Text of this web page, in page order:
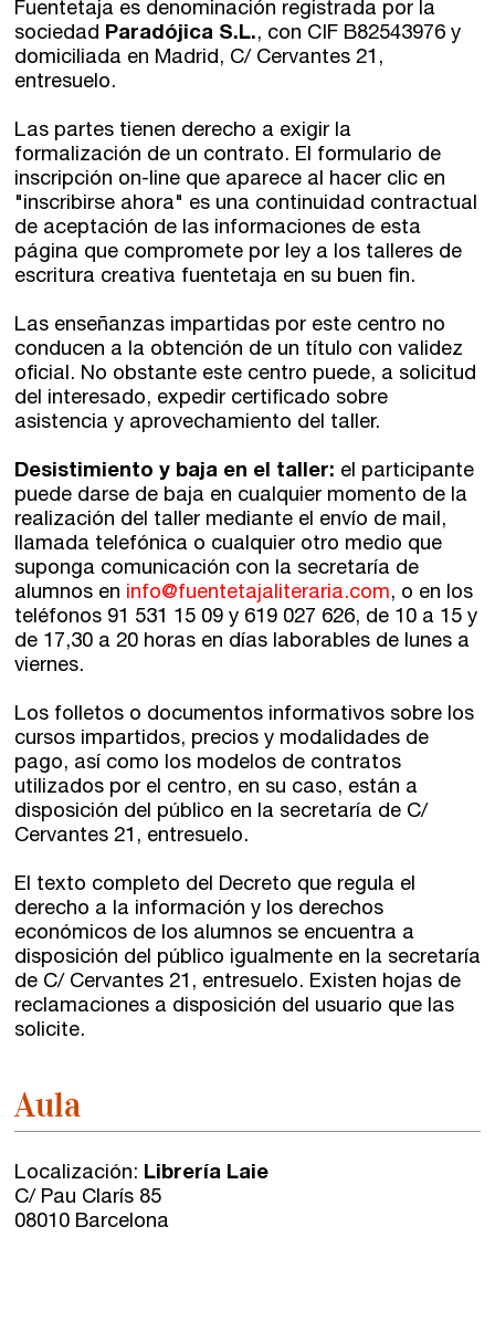
Fuentetaja es denominación registrada por la
sociedad Paradójica S.L., con CIF B82543976 y
domiciliada en Madrid, C/ Cervantes 21,
entresuelo.
Las partes tienen derecho a exigir la
formalización de un contrato. El formulario de
inscripción on-line que aparece al hacer clic en
"inscribirse ahora" es una continuidad contractual
de aceptación de las informaciones de esta
página que compromete por ley a los talleres de
escritura creativa fuentetaja en su buen fin.
Las enseñanzas impartidas por este centro no
conducen a la obtención de un título con validez
oficial. No obstante este centro puede, a solicitud
del interesado, expedir certificado sobre
asistencia y aprovechamiento del taller.
Desistimiento y baja en el taller: el participante
puede darse de baja en cualquier momento de la
realización del taller mediante el envío de mail,
llamada telefónica o cualquier otro medio que
suponga comunicación con la secretaría de
alumnos en info@fuentetajaliteraria.com, o en los
teléfonos 91 531 15 09 y 619 027 626, de 10 a 15 y
de 17,30 a 20 horas en días laborables de lunes a
viernes.
Los folletos o documentos informativos sobre los
cursos impartidos, precios y modalidades de
pago, así como los modelos de contratos
utilizados por el centro, en su caso, están a
disposición del público en la secretaría de C/
Cervantes 21, entresuelo.
El texto completo del Decreto que regula el
derecho a la información y los derechos
económicos de los alumnos se encuentra a
disposición del público igualmente en la secretaría
de C/ Cervantes 21, entresuelo. Existen hojas de
reclamaciones a disposición del usuario que las
solicite.
Aula
Localización: Librería Laie
C/ Pau Clarís 85
08010 Barcelona